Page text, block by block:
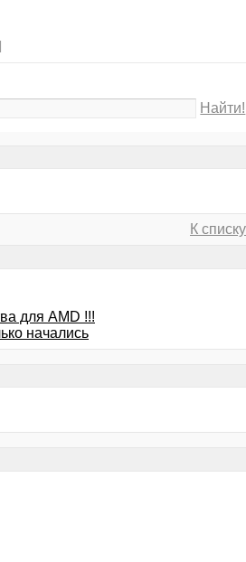
Найти!
К
для AMD !!!
начались